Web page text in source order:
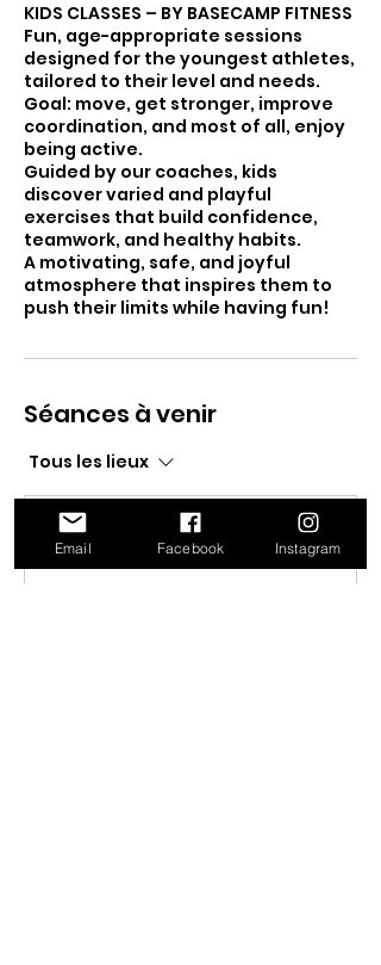
KIDS CLASSES – BY BASECAMP FITNESS
Fun, age-appropriate sessions
designed for the youngest athletes,
tailored to their level and needs.
Goal: move, get stronger, improve
coordination, and most of all, enjoy
being active.
Guided by our coaches, kids
discover varied and playful
exercises that build confidence,
teamwork, and healthy habits.
A motivating, safe, and joyful
atmosphere that inspires them to
push their limits while having fun!
Séances à venir
Tous les lieux
Email Facebook Instagram